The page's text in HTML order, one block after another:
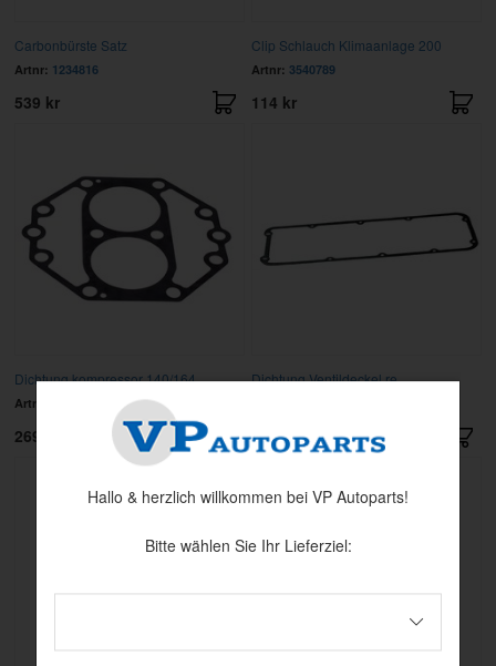
Carbonbürste Satz
Artnr: 1234816
539 kr
Clip Schlauch Klimaanlage 200
Artnr: 3540789
114 kr
Dichtung kompressor 140/164
Artnr:
269 kr
Dichtung Ventildeckel re
323 kr
Hallo & herzlich willkommen bei VP Autoparts!
Bitte wählen Sie Ihr Lieferziel: